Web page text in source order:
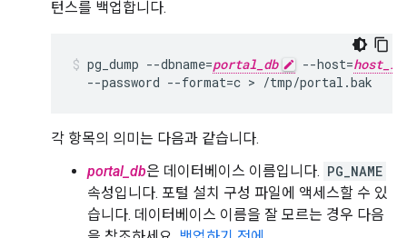
턴스를 백업합니다.
pg_dump --dbname=portal_db --host=
  --password --format=c > /tmp/portal.bak
각 항목의 의미는 다음과 같습니다.
portal_db은 데이터베이스 이름입니다. PG_NAME
속성입니다. 포털 설치 구성 파일에 액세스할 수 있
습니다. 데이터베이스 이름을 잘 모르는 경우 다음